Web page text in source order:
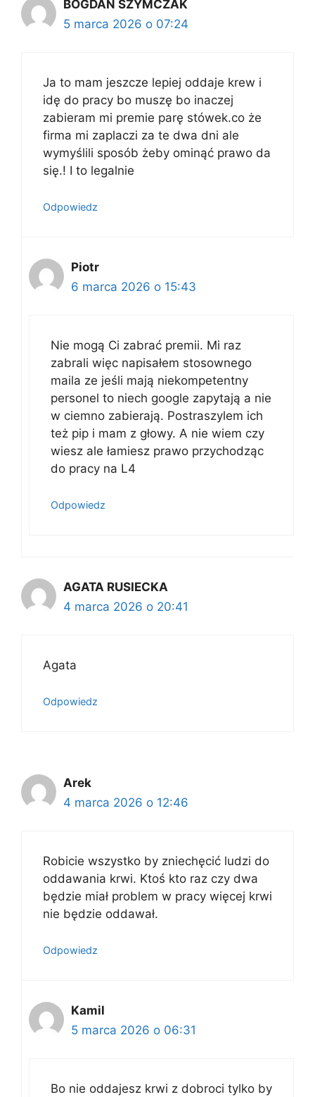
BOGDAN SZYMCZAK
5 marca 2026 o 07:24
Ja to mam jeszcze lepiej oddaje krew i
idę do pracy bo muszę bo inaczej
zabieram mi premie parę stówek.co że
firma mi zaplaczi za te dwa dni ale
wymyślili sposób żeby ominąć prawo da
się.! I to legalnie
Odpowiedz
Piotr
6 marca 2026 o 15:43
Nie mogą Ci zabrać premii. Mi raz
zabrali więc napisałem stosownego
maila ze jeśli mają niekompetentny
personel to niech google zapytają a nie
w ciemno zabierają. Postraszylem ich
też pip i mam z głowy. A nie wiem czy
wiesz ale łamiesz prawo przychodząc
do pracy na L4
Odpowiedz
AGATA RUSIECKA
4 marca 2026 o 20:41
Agata
Odpowiedz
Arek
4 marca 2026 o 12:46
Robicie wszystko by zniechęcić ludzi do
oddawania krwi. Ktoś kto raz czy dwa
będzie miał problem w pracy więcej krwi
nie będzie oddawał.
Odpowiedz
Kamil
5 marca 2026 o 06:31
Bo nie oddajesz krwi z dobroci tylko by